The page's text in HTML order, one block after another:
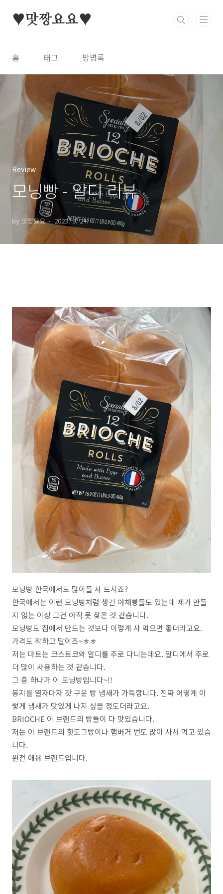
♥맛짱요요♥
홈 태그 방명록
Review
모닝빵 - 알디 리뷰
by 맛짱요요 2023. 9. 24.
모닝빵 한국에서도 많이들 사 드시죠?
한국에서는 이런 모닝빵처럼 생긴 야채빵들도 있는데 제가 만들
지 않는 이상 그건 아직 못 찾은 것 같습니다.
모닝빵도 집에서 만드는 것보다 이렇게 사 먹으면 좋더라고요.
가격도 착하고 말이죠~ㅎㅎ
저는 마트는 코스트코와 알디를 주로 다니는데요. 알디에서 주로
더 많이 사용하는 것 같습니다.
그 중 하나가 이 모닝빵입니다~!!
봉지를 열자마자 갓 구운 빵 냄새가 가득합니다. 진짜 어떻게 이
렇게 냄새가 맛있게 나지 싶을 정도더라고요.
BRIOCHE 이 브랜드의 빵들이 다 맛있습니다.
저는 이 브랜드의 핫도그빵이나 햄버거 번도 많이 사서 먹고 있습
니다.
완전 애용 브랜드입니다.